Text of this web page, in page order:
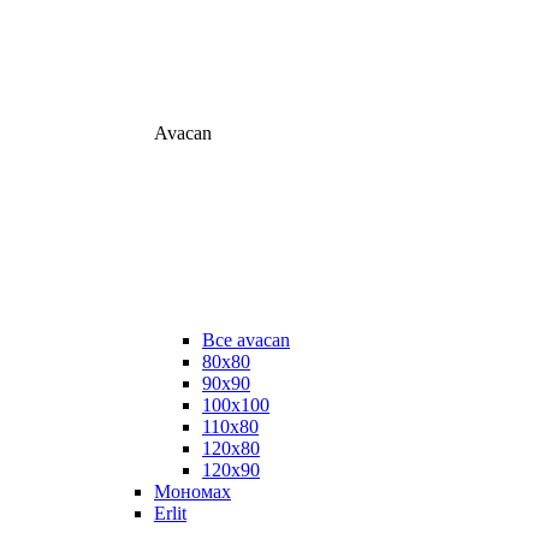
Avacan
Все avacan
80х80
90х90
100х100
110х80
120х80
120х90
Мономах
Erlit